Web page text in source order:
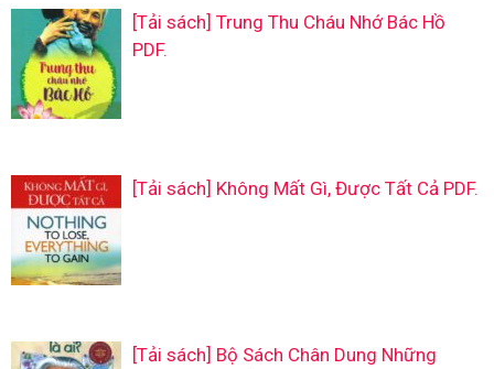
[Tải sách] Trung Thu Cháu Nhớ Bác Hồ
PDF.
[Tải sách] Không Mất Gì, Được Tất Cả PDF.
[Tải sách] Bộ Sách Chân Dung Những